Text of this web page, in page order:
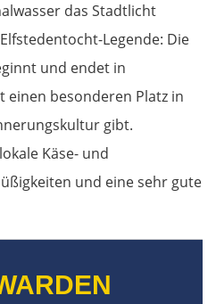
das Stadtlicht
Legende: Die
und endet in
einen besonderen Platz in
gibt.
Käse- und
und eine sehr gute